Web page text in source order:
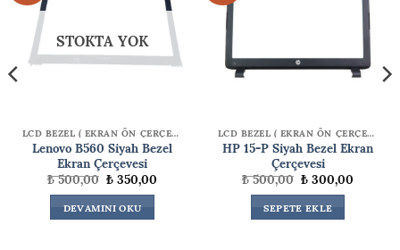
STOKTA YOK
LCD BEZEL ( EKRAN ÖN ÇERÇEVE )
Lenovo B560 Siyah Bezel
Ekran Çerçevesi
₺500,00Orijinal
fiyat:
₺ 500,00.
₺350,00
DEVAMINI OKU
LCD BEZEL ( EKRAN ÖN ÇERÇEVE )
HP 15-P Siyah Bezel Ekran
Çerçevesi
₺500,00Orijinal
fiyat:
₺ 500,00.
₺300,00
SEPETE EKLE